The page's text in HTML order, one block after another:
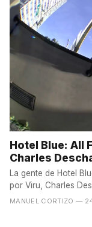
Hotel Blue: All
Charles
La gente de Hotel
por Viru, Charles
MANUEL CORTIZO — 24